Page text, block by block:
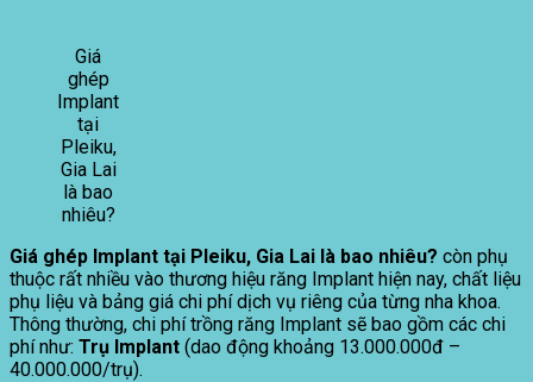
Giá
ghép
Implant
tại
Pleiku,
Gia Lai
là bao
nhiêu?
Giá ghép Implant tại Pleiku, Gia Lai là bao nhiêu? còn phụ
thuộc rất nhiều vào thương hiệu răng Implant hiện nay, chất liệu
phụ liệu và bảng giá chi phí dịch vụ riêng của từng nha khoa.
Thông thường, chi phí trồng răng Implant sẽ bao gồm các chi
phí như: Trụ Implant (dao động khoảng 13.000.000đ –
40.000.000/trụ).